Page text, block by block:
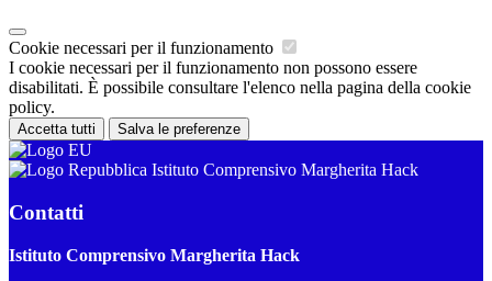
Cookie necessari per il funzionamento
I cookie necessari per il funzionamento non possono essere
disabilitati. È possibile consultare l'elenco nella pagina della cookie
policy.
Accetta tutti Salva le preferenze
Istituto Comprensivo Margherita Hack
Contatti
Istituto Comprensivo Margherita Hack